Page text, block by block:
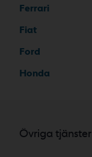
Ferrari
Fiat
Ford
Honda
Övriga tjänster